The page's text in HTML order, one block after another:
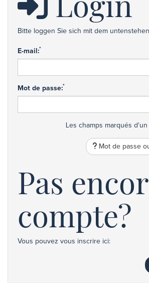
Bitte loggen Sie sich mit dem
E-mail:*
Mot de passe:*
Les champs marqués
Mot de passe
Pas
compte?
Vous pouvez vous inscrire ici: